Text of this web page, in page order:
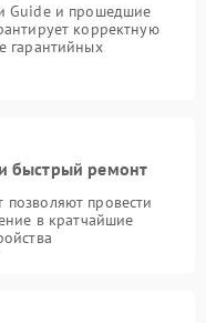
Guide и прошедшие
корректную
гарантийных
быстрый ремонт
провести
в кратчайшие